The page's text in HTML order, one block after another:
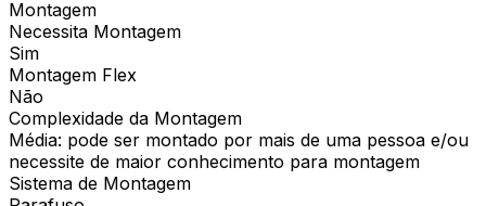
Montagem
Necessita Montagem
Sim
Montagem Flex
Não
Complexidade da Montagem
Média: pode ser montado por mais de uma pessoa e/ou
necessite de maior conhecimento para montagem
Sistema de Montagem